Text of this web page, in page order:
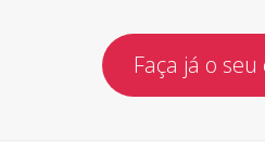
Faça já o